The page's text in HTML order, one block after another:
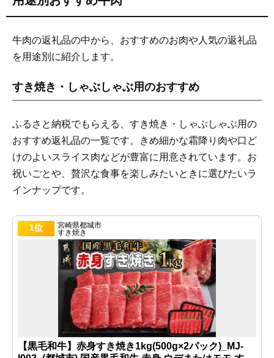
牛肉の返礼品の中から、おすすめのお肉や人気の返礼品
を用途別に紹介します。
すき焼き・しゃぶしゃぶ用のおすすめ
ふるさと納税でもらえる、すき焼き・しゃぶしゃぶ用の
おすすめ返礼品の一覧です。きめ細かな霜降り肉や口ど
けのよいスライス肉などが豊富に用意されています。お
祝いごとや、贅沢な食事を楽しみたいときに選びたいラ
インナップです。
1位
宮崎県都城市
すき焼き
【黒毛和牛】赤身すき焼き1kg(500g×2パック)_MJ-